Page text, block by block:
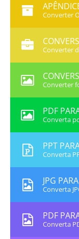
Converter
Converter
Converter
PDF
Converta
PPT
Converta
JPG
Converta
PDF
Converta